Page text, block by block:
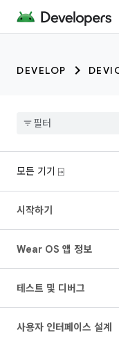
DEVELOP
모든 기기 ⍈
시작하기
Wear OS 앱 정보
테스트 및 디버그
사용자 인터페이스 설계